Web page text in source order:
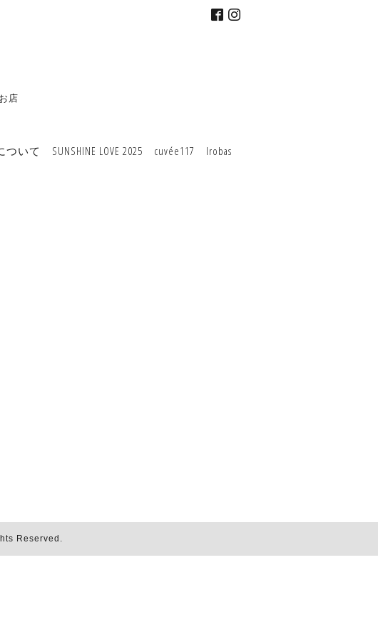
店
ついて SUNSHINE LOVE 2025 cuvée117
Irobas
Reserved.